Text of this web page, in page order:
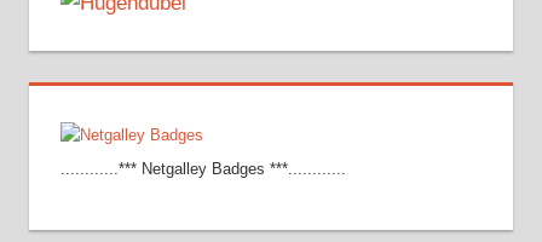
............*** Netgalley Badges ***............